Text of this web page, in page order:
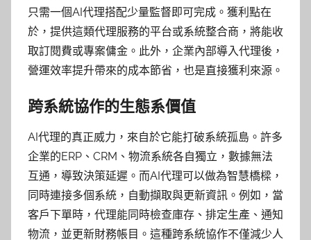
只需一個AI代理搭配少量監督即可完成。獲利點在
於，提供這類代理服務的平台或系統整合商，將能收
取訂閱費或專案傭金。此外，企業內部導入代理後，
營運效率提升帶來的成本節省，也是直接獲利來源。
跨系統協作的生態系價值
AI代理的真正威力，來自於它能打破系統孤島。許多
企業的ERP、CRM、物流系統各自獨立，數據無法
互通，導致決策延遲。而AI代理可以做為智慧橋樑，
同時連接多個系統，自動擷取與更新資訊。例如，當
客戶下單時，代理能同時檢查庫存、排定生產、通知
物流，並更新財務帳目。這種跨系統協作不僅減少人